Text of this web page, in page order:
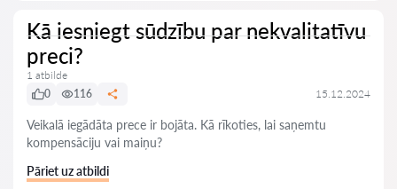
Kā iesniegt sūdzību par nekvalitatīvu
preci?
1 atbilde
0
116 15.12.2024
Veikalā iegādāta prece ir bojāta. Kā rīkoties, lai saņemtu
kompensāciju vai maiņu?
Pāriet uz atbildi